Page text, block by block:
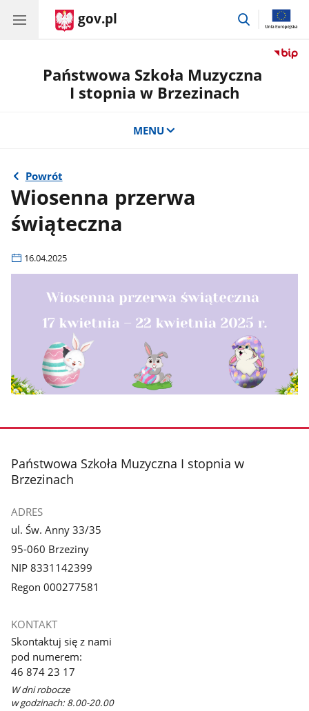
gov.pl
przejdź
Państwowa Szkoła Muzyczna
I stopnia w Brzezinach
MENU
Powrót
Wiosenna przerwa
świąteczna
16.04.2025
stopka
Państwowa Szkoła Muzyczna I stopnia w
Brzezinach
ADRES
ul. Św. Anny 33/35
95-060 Brzeziny
NIP 8331142399
Regon 000277581
KONTAKT
Skontaktuj się z nami
pod numerem:
46 874 23 17
W dni robocze
w godzinach: 8.00-20.00